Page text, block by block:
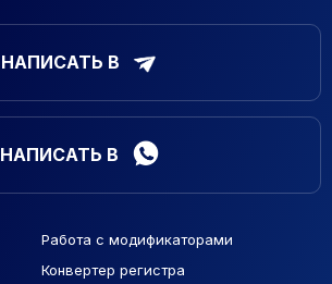
НАПИСАТЬ В
НАПИСАТЬ В
Работа с модификаторами
Конвертер регистра
Подборка сайтов
Макеты Figma
Созданные сайты
Контекстная реклама